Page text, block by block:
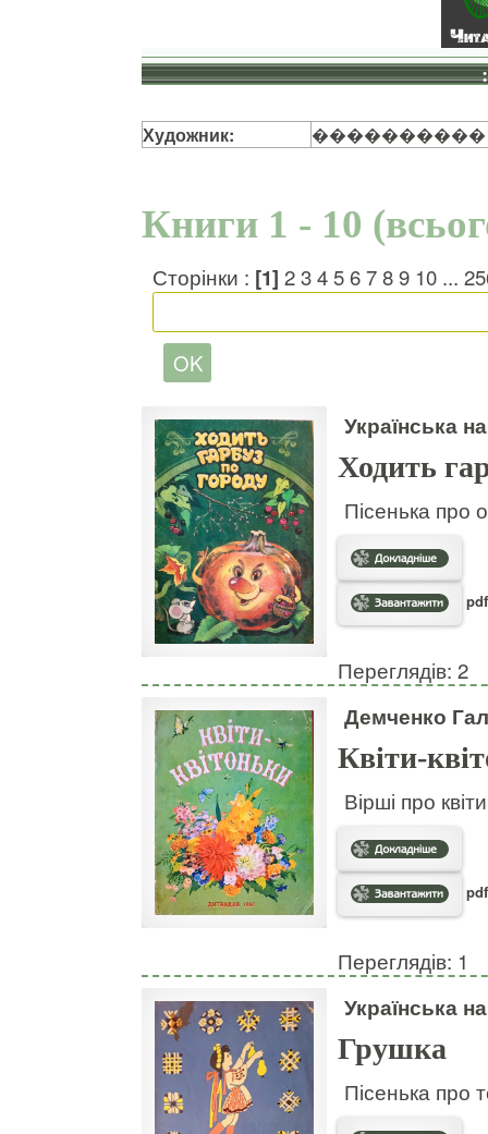
Художник:
Книги 1 - 10
Сторінки : [1] 23456789 10 ...
Українська
Ходить
Пісенька про
Переглядів: 2
Демченко
Квіти-
Вірші про
Переглядів: 1
Українська
Грушка
Пісенька про